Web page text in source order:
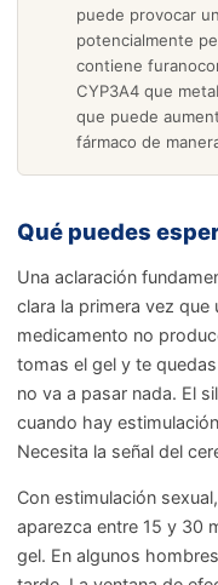
puede provocar
potencialmente
contiene
CYP3A4 que
que puede
fármaco de
Qué puedes
Una aclaración
clara la primera vez que
medicamento no
tomas el gel y te
no va a pasar nada. El
cuando hay
Necesita la señal del
Con estimulación
aparezca entre 15 y 30
gel. En algunos